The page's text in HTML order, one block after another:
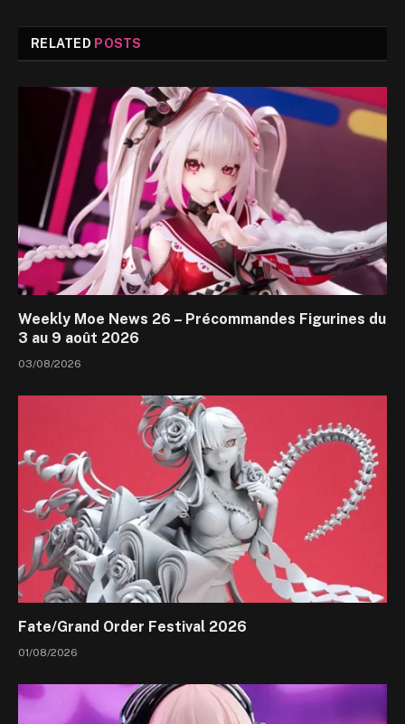
RELATED POSTS
Weekly Moe News 26 – Précommandes Figurines du
3 au 9 août 2026
03/08/2026
Fate/Grand Order Festival 2026
01/08/2026